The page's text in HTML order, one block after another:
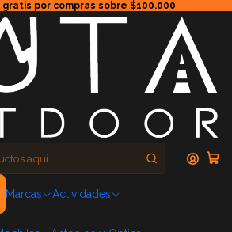
gratis por compras sobre $100.000
Marcas Actividades